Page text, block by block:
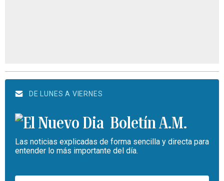
DE LUNES A VIERNES
Boletín A.M.
Las noticias explicadas de forma sencilla y directa para
entender lo más importante del día.